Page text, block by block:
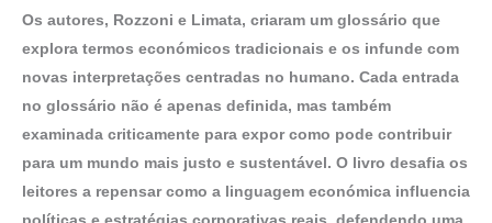
Os autores, Rozzoni e Limata, criaram um glossário que
explora termos económicos tradicionais e os infunde com
novas interpretações centradas no humano. Cada entrada
no glossário não é apenas definida, mas também
examinada criticamente para expor como pode contribuir
para um mundo mais justo e sustentável. O livro desafia os
leitores a repensar como a linguagem económica influencia